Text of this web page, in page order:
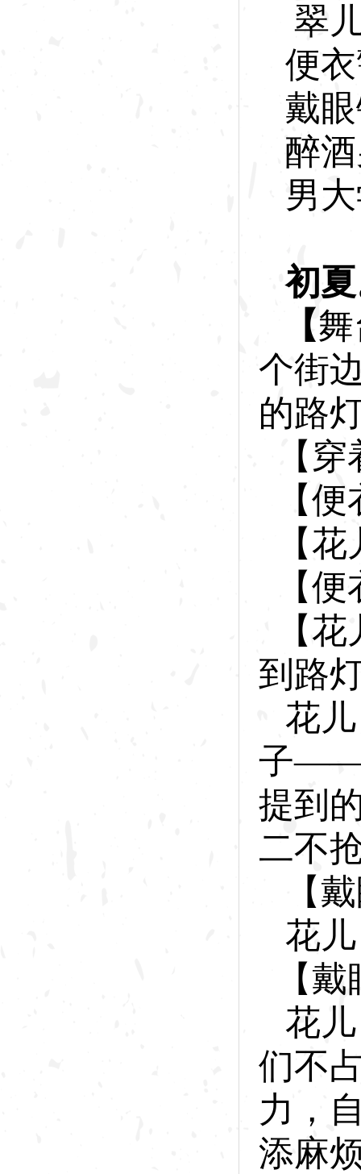
翠
便
戴
醉
男
初夏
【
个街
的路
【
【
【
【
【花
到路
花
子——
提到
二不
【戴
花
【戴
花儿
们不
力，
添麻